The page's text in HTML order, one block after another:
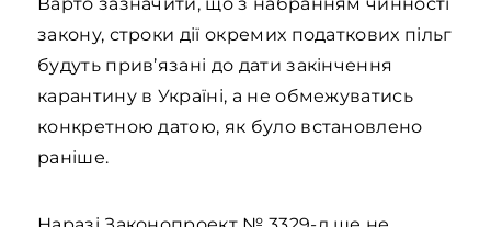
закону, строки дії окремих податкових пільг
будуть прив’язані до дати закінчення
карантину в Україні, а не обмежуватись
конкретною датою, як було встановлено
раніше.